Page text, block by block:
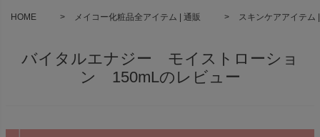
HOME メイコー化粧品全アイテム | 通販 スキンケアアイテム
バイタルエナジー モイストローショ
ン 150mLのレビュー